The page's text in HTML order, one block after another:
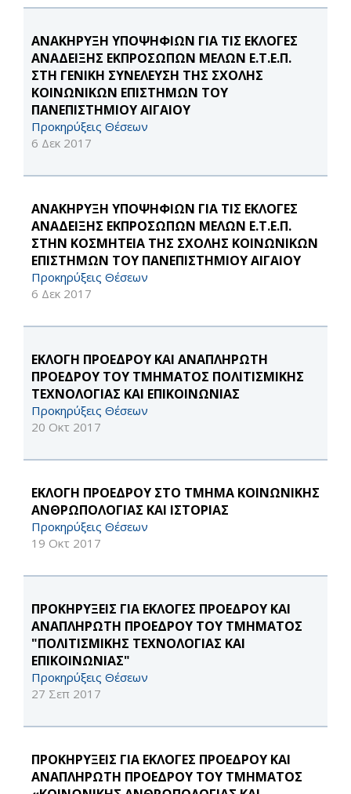
ΑΝΑΚΗΡΥΞΗ ΥΠΟΨΗΦΙΩΝ ΓΙΑ ΤΙΣ ΕΚΛΟΓΕΣ
ΑΝΑΔΕΙΞΗΣ ΕΚΠΡΟΣΩΠΩΝ ΜΕΛΩΝ Ε.Τ.Ε.Π.
ΣΤΗ ΓΕΝΙΚΗ ΣΥΝΕΛΕΥΣΗ ΤΗΣ ΣΧΟΛΗΣ
ΚΟΙΝΩΝΙΚΩΝ ΕΠΙΣΤΗΜΩΝ ΤΟΥ
ΠΑΝΕΠΙΣΤΗΜΙΟΥ ΑΙΓΑΙΟΥ
Προκηρύξεις Θέσεων
6 Δεκ 2017
ΑΝΑΚΗΡΥΞΗ ΥΠΟΨΗΦΙΩΝ ΓΙΑ ΤΙΣ ΕΚΛΟΓΕΣ
ΑΝΑΔΕΙΞΗΣ ΕΚΠΡΟΣΩΠΩΝ ΜΕΛΩΝ Ε.Τ.Ε.Π.
ΣΤΗΝ ΚΟΣΜΗΤΕΙΑ ΤΗΣ ΣΧΟΛΗΣ ΚΟΙΝΩΝΙΚΩΝ
ΕΠΙΣΤΗΜΩΝ ΤΟΥ ΠΑΝΕΠΙΣΤΗΜΙΟΥ ΑΙΓΑΙΟΥ
Προκηρύξεις Θέσεων
6 Δεκ 2017
ΕΚΛΟΓΗ ΠΡΟΕΔΡΟΥ ΚΑΙ ΑΝΑΠΛΗΡΩΤΗ
ΠΡΟΕΔΡΟΥ ΤΟΥ ΤΜΗΜΑΤΟΣ ΠΟΛΙΤΙΣΜΙΚΗΣ
ΤΕΧΝΟΛΟΓΙΑΣ ΚΑΙ ΕΠΙΚΟΙΝΩΝΙΑΣ
Προκηρύξεις Θέσεων
20 Οκτ 2017
ΕΚΛΟΓΗ ΠΡΟΕΔΡΟΥ ΣΤΟ ΤΜΗΜΑ ΚΟΙΝΩΝΙΚΗΣ
ΑΝΘΡΩΠΟΛΟΓΙΑΣ ΚΑΙ ΙΣΤΟΡΙΑΣ
Προκηρύξεις Θέσεων
19 Οκτ 2017
ΠΡΟΚΗΡΥΞΕΙΣ ΓΙΑ ΕΚΛΟΓΕΣ ΠΡΟΕΔΡΟΥ ΚΑΙ
ΑΝΑΠΛΗΡΩΤΗ ΠΡΟΕΔΡΟΥ ΤΟΥ ΤΜΗΜΑΤΟΣ
"ΠΟΛΙΤΙΣΜΙΚΗΣ ΤΕΧΝΟΛΟΓΙΑΣ ΚΑΙ
ΕΠΙΚΟΙΝΩΝΙΑΣ"
Προκηρύξεις Θέσεων
27 Σεπ 2017
ΠΡΟΚΗΡΥΞΕΙΣ ΓΙΑ ΕΚΛΟΓΕΣ ΠΡΟΕΔΡΟΥ ΚΑΙ
ΑΝΑΠΛΗΡΩΤΗ ΠΡΟΕΔΡΟΥ ΤΟΥ ΤΜΗΜΑΤΟΣ